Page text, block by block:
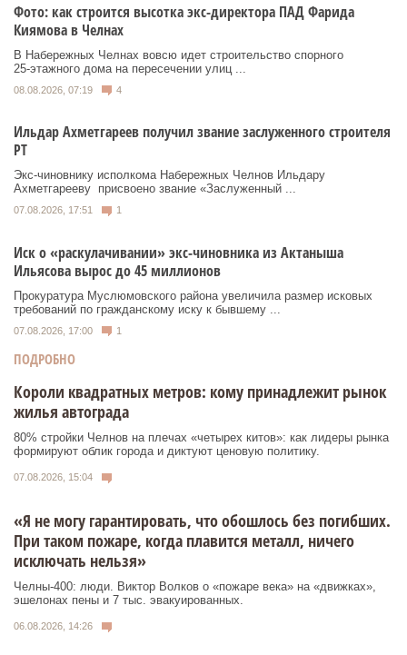
Фото: как строится высотка экс-директора ПАД Фарида
Киямова в Челнах
В Набережных Челнах вовсю идет строительство спорного
25‑этажного дома на пересечении улиц ...
08.08.2026, 07:19 4
Ильдар Ахметгареев получил звание заслуженного строителя
РТ
Экс‑чиновнику исполкома Набережных Челнов Ильдару
Ахметгарееву присвоено звание «Заслуженный ...
07.08.2026, 17:51 1
Иск о «раскулачивании» экс-чиновника из Актаныша
Ильясова вырос до 45 миллионов
Прокуратура Муслюмовского района увеличила размер исковых
требований по гражданскому иску к бывшему ...
07.08.2026, 17:00 1
ПОДРОБНО
Короли квадратных метров: кому принадлежит рынок
жилья автограда
80% стройки Челнов на плечах «четырех китов»: как лидеры рынка
формируют облик города и диктуют ценовую политику.
07.08.2026, 15:04
«Я не могу гарантировать, что обошлось без погибших.
При таком пожаре, когда плавится металл, ничего
исключать нельзя»
Челны-400: люди. Виктор Волков о «пожаре века» на «движках»,
эшелонах пены и 7 тыс. эвакуированных.
06.08.2026, 14:26